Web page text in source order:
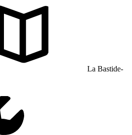
La Bastide-